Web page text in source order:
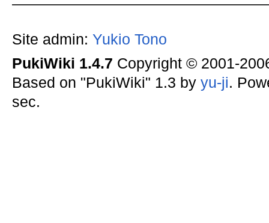
Site admin: Yukio Tono
PukiWiki 1.4.7 Copyright © 2001-
Based on "PukiWiki" 1.3 by yu-ji.
sec.